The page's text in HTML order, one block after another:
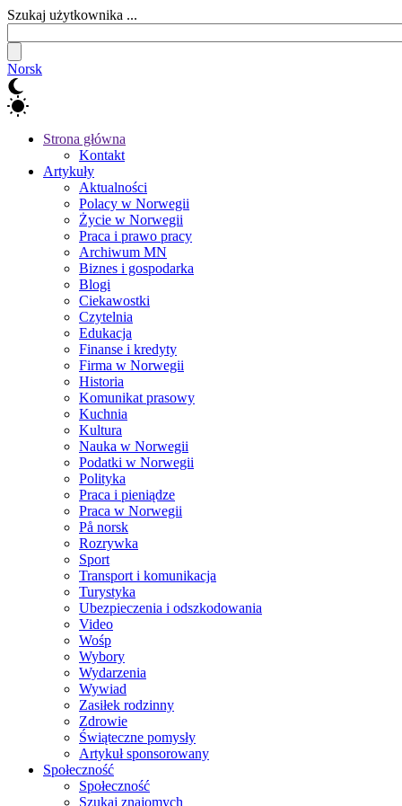
Szukaj użytkownika ...
Norsk
Strona główna
Kontakt
Artykuły
Aktualności
Polacy w Norwegii
Życie w Norwegii
Praca i prawo pracy
Archiwum MN
Biznes i gospodarka
Blogi
Ciekawostki
Czytelnia
Edukacja
Finanse i kredyty
Firma w Norwegii
Historia
Komunikat prasowy
Kuchnia
Kultura
Nauka w Norwegii
Podatki w Norwegii
Polityka
Praca i pieniądze
Praca w Norwegii
På norsk
Rozrywka
Sport
Transport i komunikacja
Turystyka
Ubezpieczenia i odszkodowania
Video
Wośp
Wybory
Wydarzenia
Wywiad
Zasiłek rodzinny
Zdrowie
Świąteczne pomysły
Artykuł sponsorowany
Społeczność
Społeczność
Szukaj znajomych